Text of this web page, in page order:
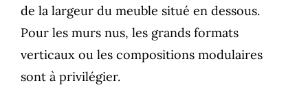
de la largeur du meuble situé en dessous.
Pour les murs nus, les grands formats
verticaux ou les compositions modulaires
sont à privilégier.